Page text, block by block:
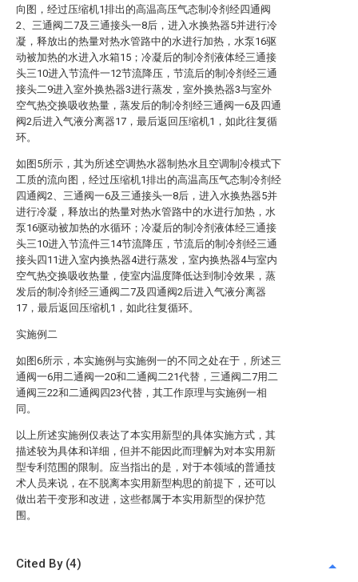
向图，经过压缩机1排出的高温高压气态制冷剂经四通阀
2、三通阀二7及三通接头一8后，进入水换热器5并进行冷
凝，释放出的热量对热水管路中的水进行加热，水泵16驱
动被加热的水进入水箱15；冷凝后的制冷剂液体经三通接
头三10进入节流件一12节流降压，节流后的制冷剂经三通
接头二9进入室外换热器3进行蒸发，室外换热器3与室外
空气热交换吸收热量，蒸发后的制冷剂经三通阀一6及四通
阀2后进入气液分离器17，最后返回压缩机1，如此往复循
环。
如图5所示，其为所述空调热水器制热水且空调制冷模式下
工质的流向图，经过压缩机1排出的高温高压气态制冷剂经
四通阀2、三通阀一6及三通接头一8后，进入水换热器5并
进行冷凝，释放出的热量对热水管路中的水进行加热，水
泵16驱动被加热的水循环；冷凝后的制冷剂液体经三通接
头三10进入节流件三14节流降压，节流后的制冷剂经三通
接头四11进入室内换热器4进行蒸发，室内换热器4与室内
空气热交换吸收热量，使室内温度降低达到制冷效果，蒸
发后的制冷剂经三通阀二7及四通阀2后进入气液分离器
17，最后返回压缩机1，如此往复循环。
实施例二
如图6所示，本实施例与实施例一的不同之处在于，所述三
通阀一6用二通阀一20和二通阀二21代替，三通阀二7用二
通阀三22和二通阀四23代替，其工作原理与实施例一相
同。
以上所述实施例仅表达了本实用新型的具体实施方式，其
描述较为具体和详细，但并不能因此而理解为对本实用新
型专利范围的限制。应当指出的是，对于本领域的普通技
术人员来说，在不脱离本实用新型构思的前提下，还可以
做出若干变形和改进，这些都属于本实用新型的保护范
围。
Cited By (4)